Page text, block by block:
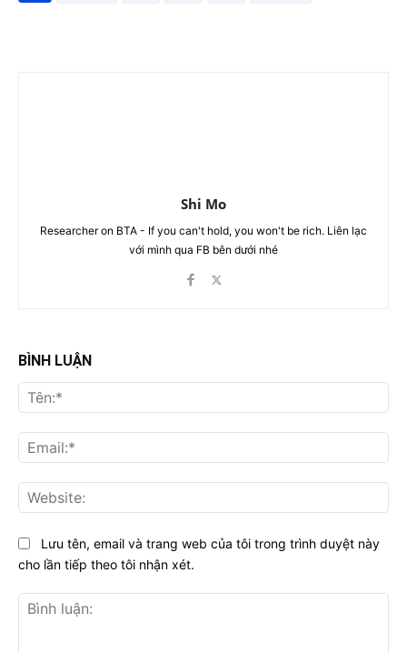
Shi Mo
Researcher on BTA - If you can't hold, you won't be rich. Liên lạc
với mình qua FB bên dưới nhé
BÌNH LUẬN
Lưu tên, email và trang web của tôi trong trình duyệt này
cho lần tiếp theo tôi nhận xét.